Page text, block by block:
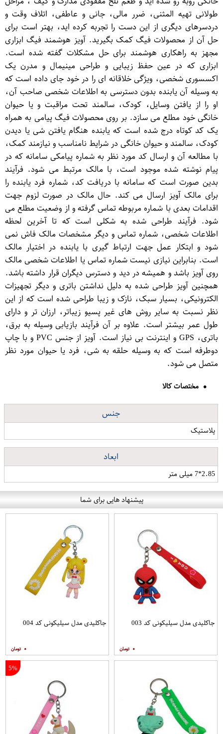
طولانی تهیه المثنی، ضرر مالی، جانی و عاطفی، اتلاف وقت و
دردسرهای دیگری از این دست را تجربه کرده اید، بهتر است برای
حل آن از محصولات فیگ کمک بگیرید. آویز هوشمند فیگ ابزاری
مجهز به راهکاری هوشمند برای حل مشکلات گفته شده است.
ابزاری که در عین حفظ زیبایی و طراحی مینیمال و مدرن یک
اکسسوری شخصی، ویژگی خلاقانه ای را در خود جای داده است که
به وسیله آن یابنده بدون دسترسی به اطلاعات شخصی صاحب آن،
او را از یافتن وسایل، کودک، سالمند تحت مراقبت و یا حیوان
خانگی خود مطلع می سازد. بر روی محصولات فیگ پیامی به همراه
یک کد کوتاه درج شده است که یابنده هنگام یافتن شی یا دیدن
کودک، سالمند و حیوان خانگی در شرایط نامناسب و نیازمند کمک،
با مطالعه آن و ارسال کد مورد نظر به شماره پیامکی سامانه که در
پیام نوشته شده موجود است، با مالک مرتبط می شود. فرآیند
بدین صورت است که سامانه با دریافت کد، شماره فرد یابنده را
برای مالک آویز ارسال می کند. حال مالک در صورت لزوم جهت
اقدامات بعدی با شماره مربوطه تماس گرفته و از وضعیت مطلع می
شود. فرآیند طراحی شده به شکلی است که تا آخرین لحظه
اطلاعات شخصی، شماره تماس و دیگر مشخصات مالک فاش نمی
شود و ابتکار عمل جهت ارتباط گیری با یابنده در اختیار مالک
است. بنابراین نیازی نیست شماره تماس یا اطلاعات شخصی مالک
روی آویز باشد و همیشه در دید و دسترس دیگران قرار داشته باشد.
همچنین آویز طراحی شده به دلیل نداشتن باتری و دیگر تجهیزات
الکترونیکی، بسیار سبک، نازک و زیبا طراحی شده است که از این
نظر نسبت به سایر روش های غیر پسیو زیباتر، ارزان تر و دارای
طول عمر بیشتر است. علاوه بر آن فرآیند بازیابی وسیله به برق،
باتری، GPS و اینترنت بی نیاز است. آویز از جنس PVC و با چاپ
دوطرفه است که به وسیله حلقه به شی، فرد یا حیوان مورد نظر
متصل می شود.
مختصات کالا
جنس
پلاستیک
ابعاد
2.85*7 میلی متر
پیشنهاد هایی برای شما
جاکلیدی مدل سیلیکونی کد 003
۰
جاکلیدی مدل سیلیکونی کد 004
۰
5%